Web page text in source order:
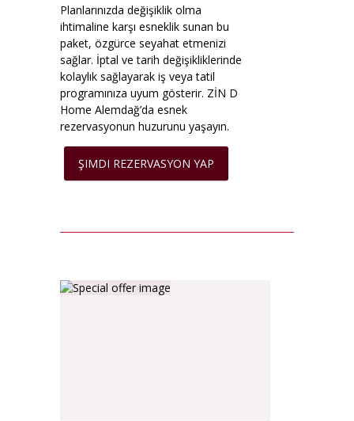
Planlarınızda değişiklik olma
ihtimaline karşı esneklik sunan bu
paket, özgürce seyahat etmenizi
sağlar. İptal ve tarih değişikliklerinde
kolaylık sağlayarak iş veya tatil
programınıza uyum gösterir. ZİN D
Home Alemdağ’da esnek
rezervasyonun huzurunu yaşayın.
ŞIMDI REZERVASYON YAP